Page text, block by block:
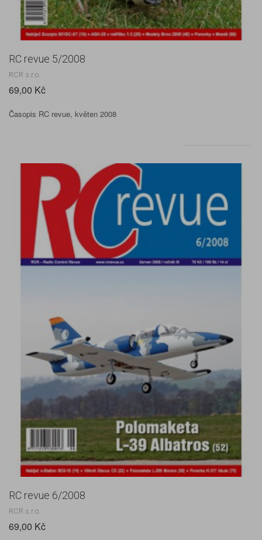
RC revue 5/2008
RCR s.r.o.
69,00 Kč
Časopis RC revue, květen 2008
RC revue 6/2008
RCR s.r.o.
69,00 Kč